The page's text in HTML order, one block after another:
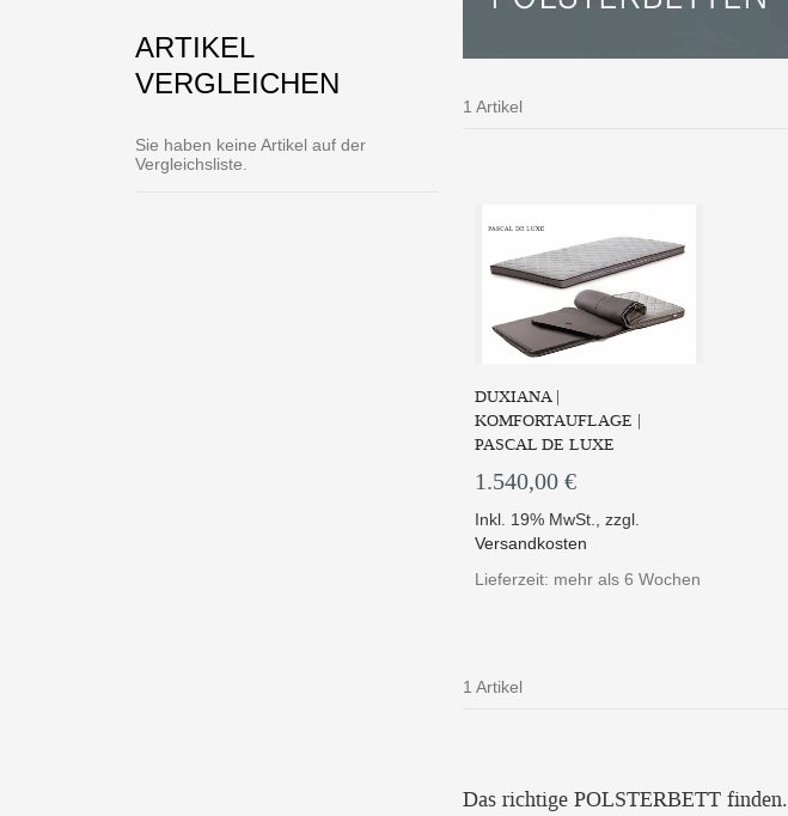
1 Artikel
DUXIANA |
KOMFORTAUFLAGE |
PASCAL DE LUXE
1.540,00 €
Inkl. 19% MwSt.,zzgl.
Versandkosten
Lieferzeit: mehr als 6 Wochen
1 Artikel
Das richtige POLSTERBETT finden.
ARTIKEL
VERGLEICHEN
Sie haben keine Artikel auf der
Vergleichsliste.